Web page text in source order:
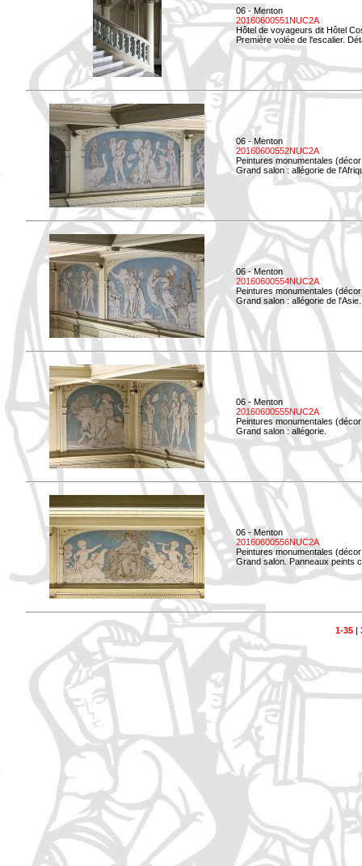
06 - Menton
20160600551NUC2A
Hôtel de voyageurs dit Hôtel
Première volée de l'escalier.
06 - Menton
20160600552NUC2A
Peintures monumentales
Grand salon : allégorie de
06 - Menton
20160600554NUC2A
Peintures monumentales
Grand salon : allégorie de l'Asie.
06 - Menton
20160600555NUC2A
Peintures monumentales
Grand salon : allégorie.
06 - Menton
20160600556NUC2A
Peintures monumentales
Grand salon. Panneaux peints
1-35|